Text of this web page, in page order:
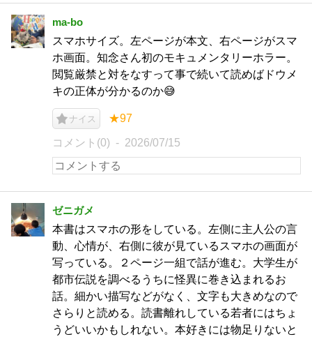
ma-bo
スマホサイズ。左ページが本文、右ページがスマ
ホ画面。知念さん初のモキュメンタリーホラー。
閲覧厳禁と対をなすって事で続いて読めばドウメ
キの正体が分かるのか😅
ナイス ★97
コメント(0) 2026/07/15
ゼニガメ
本書はスマホの形をしている。左側に主人公の言
動、心情が、右側に彼が見ているスマホの画面が
写っている。２ページ一組で話が進む。大学生が
都市伝説を調べるうちに怪異に巻き込まれるお
話。細かい描写などがなく、文字も大きめなので
さらりと読める。読書離れしている若者にはちょ
うどいいかもしれない。本好きには物足りないと